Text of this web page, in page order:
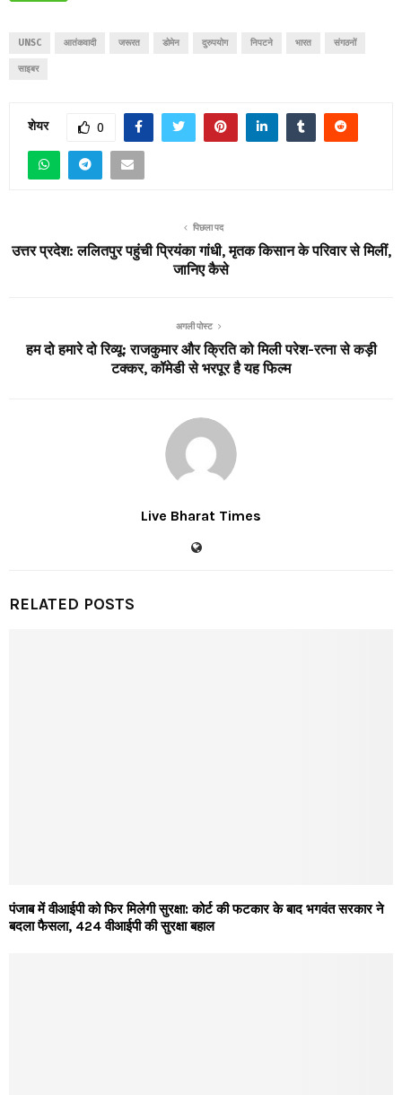
UNSC आतंकवादी जरूरत डोमेन दुरुपयोग निपटने भारत संगठनों
साइबर
शेयर 0
पिछला पद
उत्तर प्रदेश: ललितपुर पहुंची प्रियंका गांधी, मृतक किसान के परिवार से मिलीं,
जानिए कैसे
अगली पोस्ट
हम दो हमारे दो रिव्यू: राजकुमार और क्रिति को मिली परेश-रत्ना से कड़ी
टक्कर, कॉमेडी से भरपूर है यह फिल्म
Live Bharat Times
RELATED POSTS
पंजाब में वीआईपी को फिर मिलेगी सुरक्षा: कोर्ट की फटकार के बाद भगवंत सरकार ने
बदला फैसला, 424 वीआईपी की सुरक्षा बहाल